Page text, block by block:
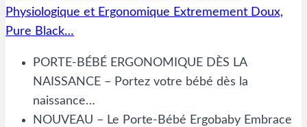
Physiologique et Ergonomique Extremement Doux,
Pure Black…
PORTE-BÉBÉ ERGONOMIQUE DÈS LA
NAISSANCE – Portez votre bébé dès la
naissance…
NOUVEAU – Le Porte-Bébé Ergobaby Embrace